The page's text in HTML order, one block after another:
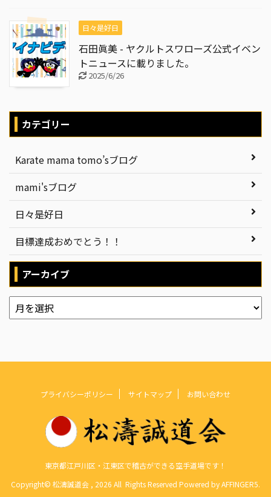
日々是好日
石田眞美 - ヤクルトスワローズ公式イベン
トニュースに載りました。
2025/6/26
カテゴリー
Karate mama tomo’sブログ
mami'sブログ
日々是好日
目標達成おめでとう！！
アーカイブ
プライバシーポリシー サイトマップ お問い合わせ
東京都江戸川区・江東区で稽古ができる空手道場です！
Copyright© 松濤誠道会 , 2026 All Rights Reserved Powered byAFFINGER5.